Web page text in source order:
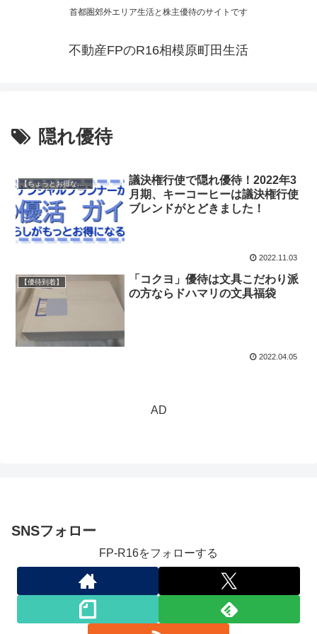
首都圏郊外エリア生活と株主優待のサイトです
不動産FPのR16相模原町田生活
隠れ優待
【ちょっとお得な情報】
議決権行使で隠れ優待！2022年3
月期、キーコーヒーは議決権行使
ブレンドがとどきました！
2022.11.03
【優待到着】
「コクヨ」優待は文具こだわり派
の方ならドハマリの文具福袋
2022.04.05
AD
SNSフォロー
FP-R16をフォローする